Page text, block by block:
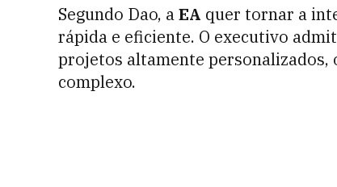
Segundo Dao, aEA quer tornar a
rápida e eficiente. O executivo
projetos altamente personalizados,
complexo.